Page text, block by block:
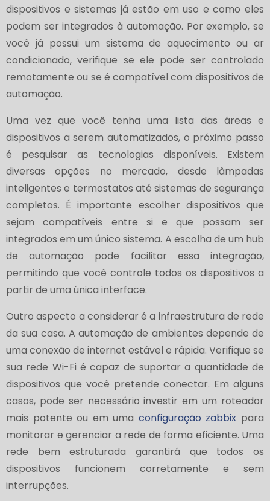
dispositivos e sistemas já estão em uso e como eles
podem ser integrados à automação. Por exemplo, se
você já possui um sistema de aquecimento ou ar
condicionado, verifique se ele pode ser controlado
remotamente ou se é compatível com dispositivos de
automação.
Uma vez que você tenha uma lista das áreas e
dispositivos a serem automatizados, o próximo passo
é pesquisar as tecnologias disponíveis. Existem
diversas opções no mercado, desde lâmpadas
inteligentes e termostatos até sistemas de segurança
completos. É importante escolher dispositivos que
sejam compatíveis entre si e que possam ser
integrados em um único sistema. A escolha de um hub
de automação pode facilitar essa integração,
permitindo que você controle todos os dispositivos a
partir de uma única interface.
Outro aspecto a considerar é a infraestrutura de rede
da sua casa. A automação de ambientes depende de
uma conexão de internet estável e rápida. Verifique se
sua rede Wi-Fi é capaz de suportar a quantidade de
dispositivos que você pretende conectar. Em alguns
casos, pode ser necessário investir em um roteador
mais potente ou em uma configuração zabbix para
monitorar e gerenciar a rede de forma eficiente. Uma
rede bem estruturada garantirá que todos os
dispositivos funcionem corretamente e sem
interrupções.